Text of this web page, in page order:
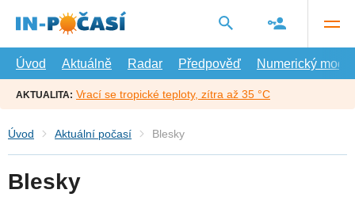
hlavní
Úvod
Aktuálně Radar Předpověď Numerický model
AKTUALITA: Vrací se tropické teploty, zítra až 35 °C
Úvod Aktuální počasí Blesky
Blesky